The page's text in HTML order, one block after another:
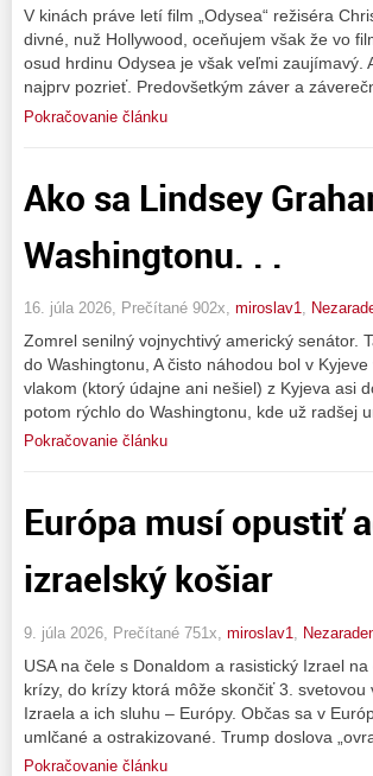
V kinách práve letí film „Odysea“ režiséra
divné, nuž Hollywood, oceňujem však že vo
osud hrdinu Odysea je však veľmi
najprv pozrieť. Predovšetkým záver a
Pokračovanie článku
Ako sa Lindsey
Washingtonu. . .
16. júla 2026, Prečítané 902x, miroslav1,
Zomrel senilný vojnychtivý americký senátor.
do Washingtonu, A čisto náhodou bol v
vlakom (ktorý údajne ani nešiel) z Kyjeva asi
potom rýchlo do Washingtonu, kde už radšej
Pokračovanie článku
Európa musí opustiť
izraelský košiar
9. júla 2026, Prečítané 751x, miroslav1
USA na čele s Donaldom a rasistický Izrael
krízy, do krízy ktorá môže skončiť 3.
Izraela a ich sluhu – Európy. Občas sa v
umlčané a ostrakizované. Trump doslova
Pokračovanie článku